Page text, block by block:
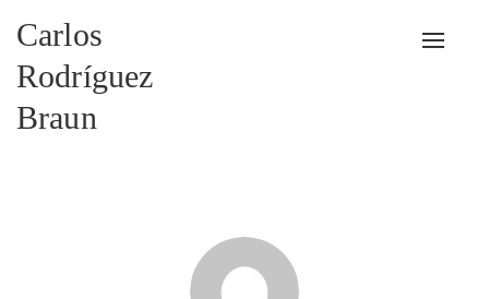
Carlos
Rodríguez
Braun